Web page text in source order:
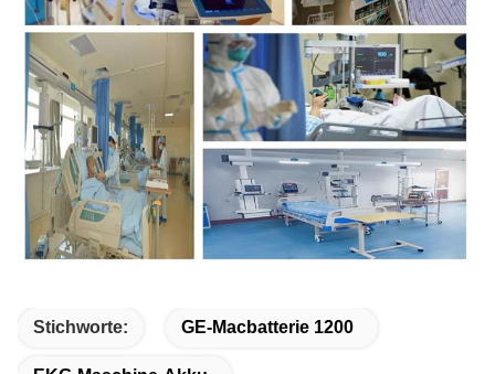
Stichworte: GE-Macbatterie 1200